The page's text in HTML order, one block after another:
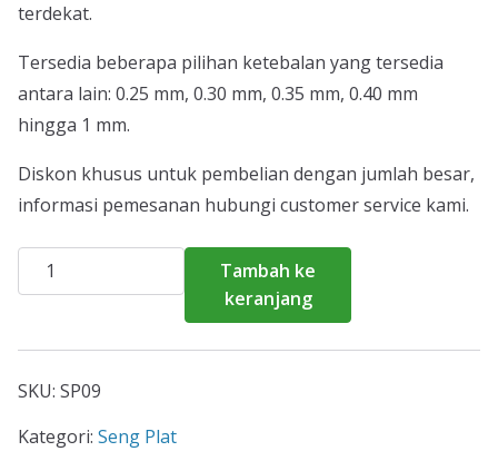
terdekat.
Tersedia beberapa pilihan ketebalan yang tersedia
antara lain: 0.25 mm, 0.30 mm, 0.35 mm, 0.40 mm
hingga 1 mm.
Diskon khusus untuk pembelian dengan jumlah besar,
informasi pemesanan hubungi customer service kami.
Kuantitas
Harga
Selatan
2026
Tambah ke
keranjang
SKU: SP09
Kategori: Seng Plat